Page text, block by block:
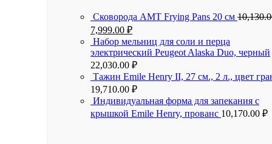
Сковорода AMT Frying Pans 20 см
7,999.00 ₽
Набор мельниц для соли и перца
электрический Peugeot Alaska Duo, черный
22,030.00 ₽
Тажин Emile Henry II, 27 см., 2 л., цвет
19,710.00 ₽
Индивидуальная форма для запекания с
крышкой Emile Henry, прованс 10,170.00 ₽